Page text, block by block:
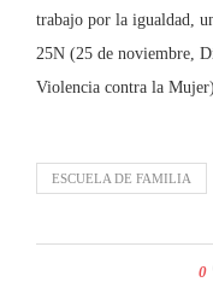
trabajo por la igualdad,
25N (25 de noviembre,
Violencia contra la
ESCUELA DE FAMILIA
0